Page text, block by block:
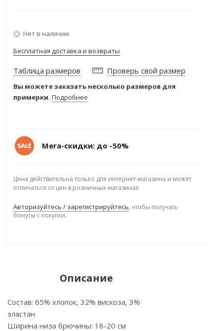
Нет в наличии
Бесплатная доставка и возвраты
Таблица размеров Проверь свой размер
Вы можете заказать несколько размеров для
примерки. Подробнее
Мега-скидки: до -50%
Цена действительна только для интернет-магазина и может
отличаться от цен в розничных магазинах
Авторизуйтесь / зарегистрируйтесь, чтобы получать
бонусы с покупки.
Описание
Состав: 65% хлопок, 32% вискоза, 3%
эластан
Ширина низа брючины: 18-20 см